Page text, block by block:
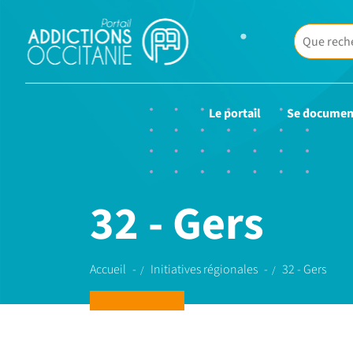
Le portail Se
32 - Gers
Accueil Initiatives régionales 32 - Gers